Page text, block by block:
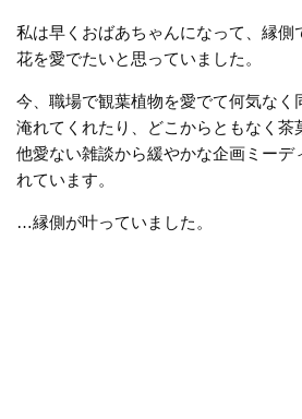
私は早くおばあちゃんになって、縁側
花を愛でたいと思っていました。
今、職場で観葉植物を愛でて何気なく
淹れてくれたり、どこからともなく茶
他愛ない雑談から緩やかな企画ミーデ
れています。
…縁側が叶っていました。